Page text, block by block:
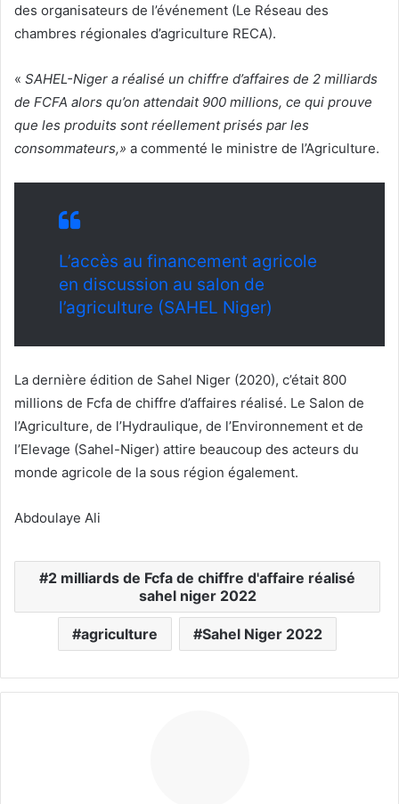
des organisateurs de l’événement (Le Réseau des
chambres régionales d’agriculture RECA).
« SAHEL-Niger a réalisé un chiffre d’affaires de 2 milliards
de FCFA alors qu’on attendait 900 millions, ce qui prouve
que les produits sont réellement prisés par les
consommateurs,» a commenté le ministre de l’Agriculture.
L’accès au financement agricole
en discussion au salon de
l’agriculture (SAHEL Niger)
La dernière édition de Sahel Niger (2020), c’était 800
millions de Fcfa de chiffre d’affaires réalisé. Le Salon de
l’Agriculture, de l’Hydraulique, de l’Environnement et de
l’Elevage (Sahel-Niger) attire beaucoup des acteurs du
monde agricole de la sous région également.
Abdoulaye Ali
2 milliards de Fcfa de chiffre d'affaire réalisé
sahel niger 2022
agriculture Sahel Niger 2022